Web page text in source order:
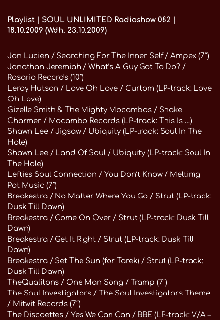
Playlist | SOUL UNLIMITED Radioshow 082 |
18.10.2009 (Wdh. 23.10.2009)
Jon Lucien / Searching For The Inner Self / Ampex (7″)
Jonathan Jeremiah / What’s A Guy Got To Do? /
Rosario Records (10″)
Leroy Hutson / Love Oh Love / Curtom (LP-track: Love
Oh Love)
Gizelle Smith & The Mighty Mocambos / Snake
Charmer / Mocambo Records (LP-track: This Is …)
Shawn Lee / Jigsaw / Ubiquity (LP-track: Soul In The
Hole)
Shawn Lee / Land Of Soul / Ubiquity (LP-track: Soul In
The Hole)
Lefties Soul Connection / You Don’t Know / Meltimg
Pot Music (7″)
Breakestra / No Matter Where You Go / Strut (LP-track:
Dusk Till Dawn)
Breakestra / Come On Over / Strut (LP-track: Dusk Till
Dawn)
Breakestra / Get It Right / Strut (LP-track: Dusk Till
Dawn)
Breakestra / Set The Sun (for Tarek) / Strut (LP-track:
Dusk Till Dawn)
TheQualitons / One Man Song / Tramp (7″)
The Soul Investigators / The Soul Investigators Theme
/ Mitwit Records (7″)
The Discoettes / Yes We Can Can / BBE (LP-track: V/A –